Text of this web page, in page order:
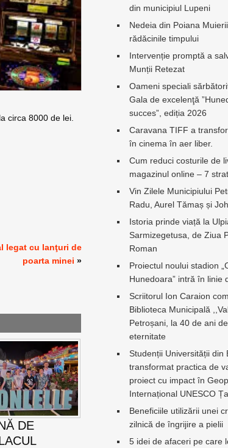
circa 8000 de lei.
legat cu lanţuri de
poarta minei »
DE
din municipiul Lupeni
Nedeia din Poiana
rădăcinile timpului
Intervenție promptă a
Munții Retezat
Oameni speciali
Gala de excelenţă
succes”, ediția 2026
Caravana TIFF a
în cinema în aer liber.
Cum reduci costurile de
magazinul online – 7
Vin Zilele Municipiului
Radu, Aurel Tămaș și
Istoria prinde viață la
Sarmizegetusa, de Ziua
Roman
Proiectul noului stadion
Hunedoara” intră în linie
Scriitorul Ion Caraion
Biblioteca Municipală
Petroșani, la 40 de ani
eternitate
Studenții Universității din
transformat practica de
proiect cu impact în
Internațional UNESCO
Beneficiile utilizării unei
zilnică de îngrijire a pielii
5 idei de afaceri pe care